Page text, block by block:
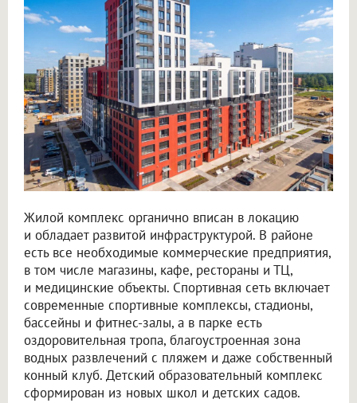
Жилой комплекс органично вписан в локацию
и обладает развитой инфраструктурой. В районе
есть все необходимые коммерческие предприятия,
в том числе магазины, кафе, рестораны и ТЦ,
и медицинские объекты. Спортивная сеть включает
современные спортивные комплексы, стадионы,
бассейны и фитнес-залы, а в парке есть
оздоровительная тропа, благоустроенная зона
водных развлечений с пляжем и даже собственный
конный клуб. Детский образовательный комплекс
сформирован из новых школ и детских садов.